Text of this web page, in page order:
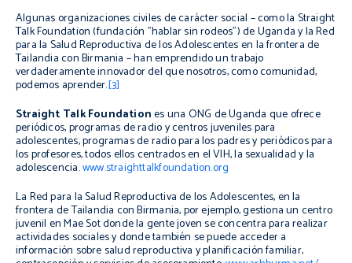
Algunas organizaciones civiles de carácter social – como la Straight
Talk Foundation (fundación "hablar sin rodeos") de Uganda y la Red
para la Salud Reproductiva de los Adolescentes en la frontera de
Tailandia con Birmania – han emprendido un trabajo
verdaderamente innovador del que nosotros, como comunidad,
podemos aprender.[3]
Straight Talk Foundationes una ONG de Uganda que ofrece
periódicos, programas de radio y centros juveniles para
adolescentes, programas de radio para los padres y periódicos para
los profesores, todos ellos centrados en el VIH, la sexualidad y la
adolescencia.www.straighttalkfoundation.org
La Red para la Salud Reproductiva de los Adolescentes, en la
frontera de Tailandia con Birmania, por ejemplo, gestiona un centro
juvenil en Mae Sot donde la gente joven se concentra para realizar
actividades sociales y donde también se puede acceder a
información sobre salud reproductiva y planificación familiar,